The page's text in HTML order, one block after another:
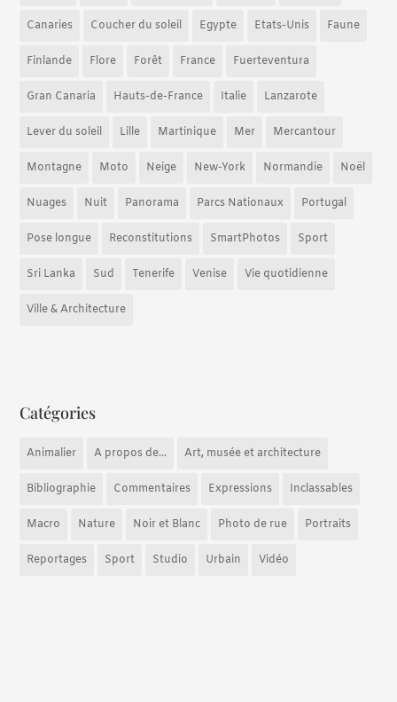
Canaries Coucher du soleil Egypte Etats-Unis Faune
Finlande Flore Forêt France Fuerteventura
Gran Canaria Hauts-de-France Italie Lanzarote
Lever du soleil Lille Martinique Mer Mercantour
Montagne Moto Neige New-York Normandie Noël
Nuages Nuit Panorama Parcs Nationaux Portugal
Pose longue Reconstitutions SmartPhotos Sport
Sri Lanka Sud Tenerife Venise Vie quotidienne
Ville & Architecture
Catégories
Animalier A propos de... Art, musée et architecture
Bibliographie Commentaires Expressions Inclassables
Macro Nature Noir et Blanc Photo de rue Portraits
Reportages Sport Studio Urbain Vidéo